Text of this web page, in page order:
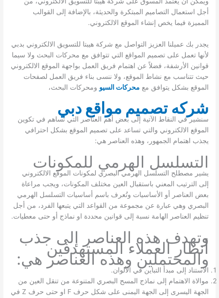
أجل استعمال التصاميم المبتكرة والحديثة، بالإضافة إلى القوالب
المميزة فيما يخص إنشاء الموقع الالكتروني.
يجدر بك عميلنا العزيز التواصل مع شركة هيبتا للتسويق الالكتروني بدبي
لأنها تعمل على تصميم المواقع التي تتوافق مع محركات البحث ولا سيما
قوانين الأرشفة، فضلاً عن اهتمام فريق العمل بواجهة الموقع الالكتروني
حيث تتناسب مع نشاط الموقع، ولا ننسى بناء فريق العمل لصفحات
الموقع بشكل يتوافق مع محركات السيو ومحركات البحث،
شركه تصميم مواقع دبي
سنشير في النقاط الآتية إلى بعض أهم العناصر التي تساهم في تكوين
الموقع الالكتروني والتي تساعد على تصميم الموقع بشكل احترافي
يجذب اهتمام الجمهور، وهذه العناصر هي:
التسلسل الهرمي للمكونات
يشير مصطلح التسلسل الهرمي البصري لمكونات الموقع الالكتروني
إلى الترتيب المعني باستقبال العين مختلف المكونات، ويجب مراعاة
بعض العناصر أو الأساسيات وتُعرف باسم أساسيات التسلسل الهرمي
البصري وهي عبارة عن مجموعة من القواعد التي يتبعها الفرد، من أجل
تنظيم العناصر الهامة نسبة إلى قوانين محددة او نماذج أو حتى معطيات.
وتهدف هذه العناصر إلى جذب
أنظار العملاء المستهدفين
والمحتملين وهذه العناصر هي:
الاستناد إلى مبدأ التباين في الألوان.
موالاة الاهتمام إلى نماذج المسح البصري المتنوعة من تنقل العين من
الجهة اليسرى إلى الجهة اليمنى على شكل حرف F او حتى حرف Z في